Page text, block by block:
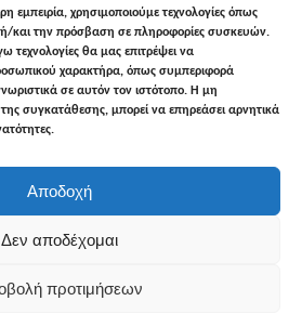
εμπειρία, χρησιμοποιούμε τεχνολογίες όπως
και την πρόσβαση σε πληροφορίες συσκευών.
τεχνολογίες θα μας επιτρέψει να
χαρακτήρα, όπως συμπεριφορά
σε αυτόν τον ιστότοπο. Η μη
συγκατάθεσης, μπορεί να επηρεάσει αρνητικά
Αποδοχή
Δεν αποδέχομαι
προτιμήσεων
(18) λαϊκή Νιγρίτας(13) νοσοκομείο Σερρών
Φωνή της Βισαλτίας
απόBishal Napit